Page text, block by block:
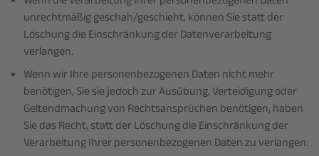
unrechtmäßig geschah/geschieht, können Sie statt der
Löschung die Einschränkung der Datenverarbeitung
verlangen.
Wenn wir Ihre personenbezogenen Daten nicht mehr
benötigen, Sie sie jedoch zur Ausübung, Verteidigung oder
Geltendmachung von Rechtsansprüchen benötigen, haben
Sie das Recht, statt der Löschung die Einschränkung der
Verarbeitung Ihrer personenbezogenen Daten zu verlangen.